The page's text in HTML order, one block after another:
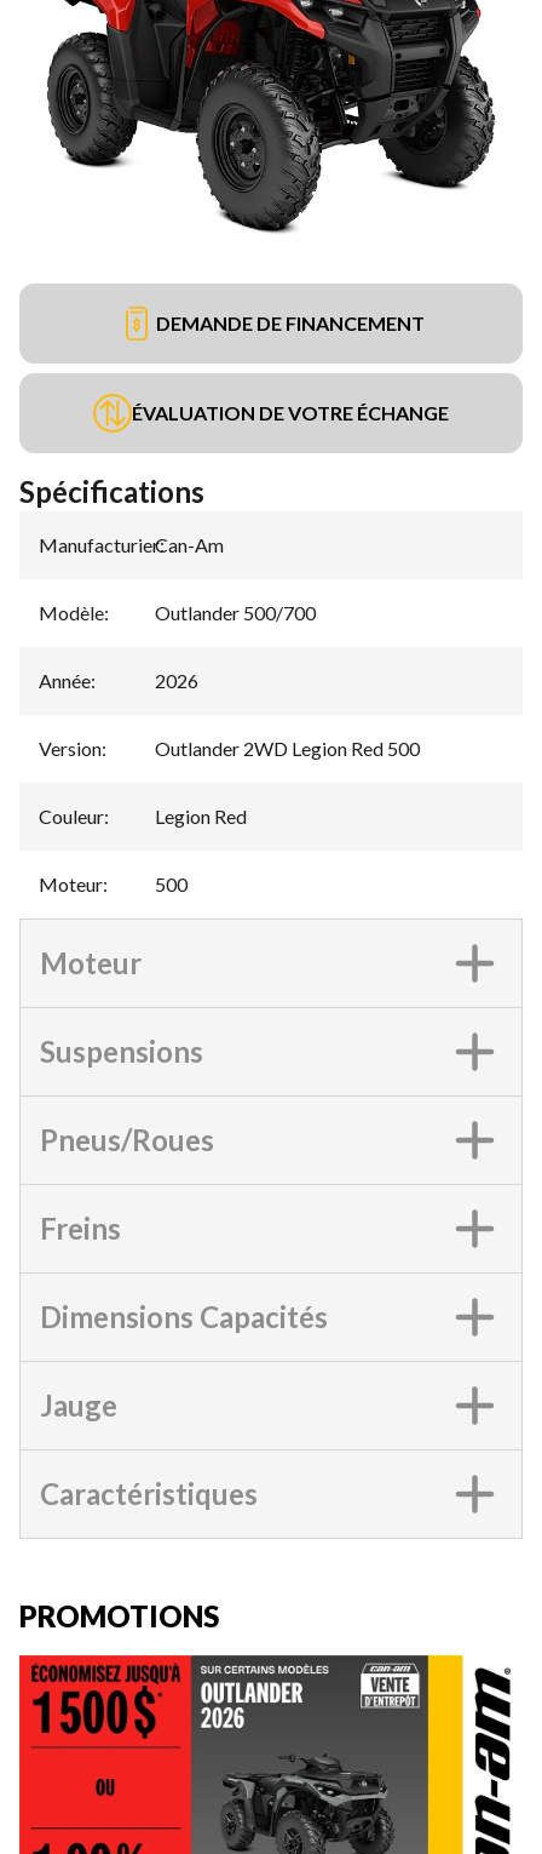
DEMANDE DE FINANCEMENT
ÉVALUATION DE VOTRE ÉCHANGE
Spécifications
Manufacturier:
Can-Am
Modèle: Outlander 500/700
Année: 2026
Version: Outlander 2WD Legion Red 500
Couleur: Legion Red
Moteur: 500
Moteur
Suspensions
Pneus/Roues
Freins
Dimensions Capacités
Jauge
Caractéristiques
PROMOTIONS